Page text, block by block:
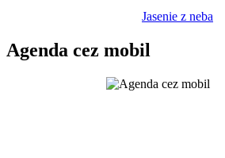
Jasenie z neba
Agenda cez mobil